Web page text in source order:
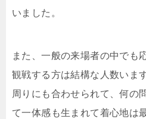
いました。
また、一般の来場者の中でも
観戦する方は結構な人数います
周りにも合わせられて、何の
て一体感も生まれて着心地は